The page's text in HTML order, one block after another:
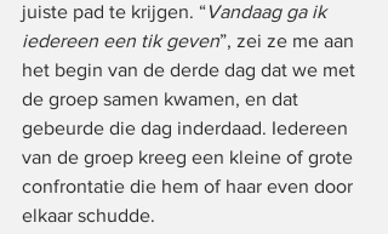
juiste pad te krijgen. “ Vandaag ga ik
iedereen een tik geven”, zei ze me aan
het begin van de derde dag dat we met
de groep samen kwamen, en dat
gebeurde die dag inderdaad. Iedereen
van de groep kreeg een kleine of grote
confrontatie die hem of haar even door
elkaar schudde.